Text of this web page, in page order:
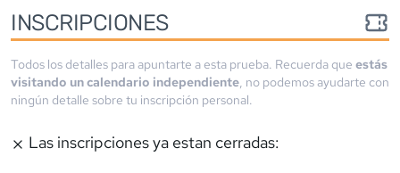
INSCRIPCIONES
Todos los detalles para apuntarte a esta prueba. Recuerda que estás
visitando un calendario independiente, no podemos ayudarte con
ningún detalle sobre tu inscripción personal.
Las inscripciones ya estan cerradas: